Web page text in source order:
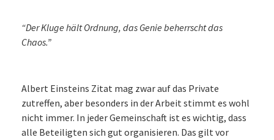
“Der Kluge hält Ordnung, das Genie beherrscht das
Chaos.”
Albert Einsteins Zitat mag zwar auf das Private
zutreffen, aber besonders in der Arbeit stimmt es wohl
nicht immer. In jeder Gemeinschaft ist es wichtig, dass
alle Beteiligten sich gut organisieren. Das gilt vor